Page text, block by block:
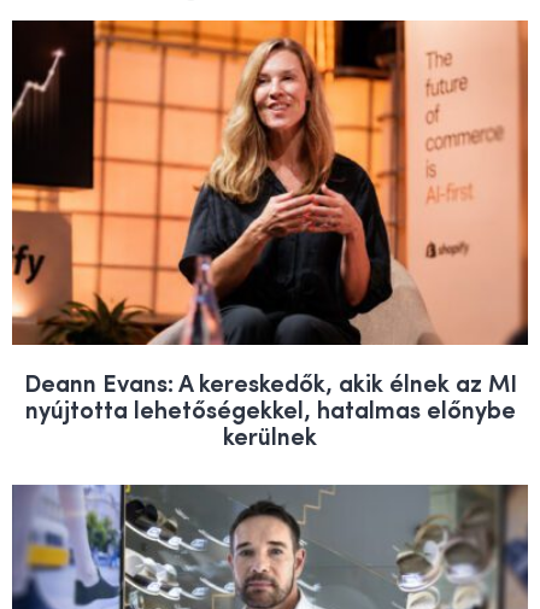
Deann Evans: A kereskedők, akik élnek az MI
nyújtotta lehetőségekkel, hatalmas előnybe
kerülnek